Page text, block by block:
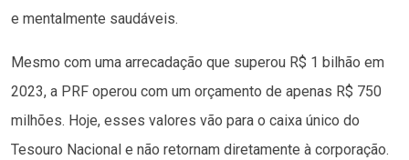
e mentalmente saudáveis.
Mesmo com uma arrecadação que superou R$ 1 bilhão em
2023, a PRF operou com um orçamento de apenas R$ 750
milhões. Hoje, esses valores vão para o caixa único do
Tesouro Nacional e não retornam diretamente à corporação.